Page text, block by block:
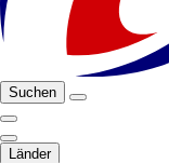
Suchen
Länder